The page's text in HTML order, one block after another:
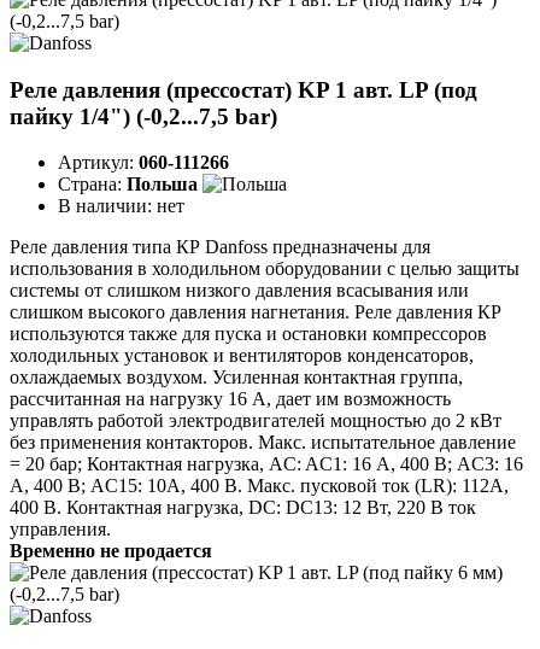
Реле давления (прессостат) KP 1 авт. LP (под
пайку 1/4") (-0,2...7,5 bar)
Артикул: 060-111266
Страна: Польша
В наличии: нет
Реле давления типа КР Danfoss предназначены для
использования в холодильном оборудовании с целью защиты
системы от слишком низкого давления всасывания или
слишком высокого давления нагнетания. Реле давления КР
используются также для пуска и остановки компрессоров
холодильных установок и вентиляторов конденсаторов,
охлаждаемых воздухом. Усиленная контактная группа,
рассчитанная на нагрузку 16 А, дает им возможность
управлять работой электродвигателей мощностью до 2 кВт
без применения контакторов. Макс. испытательное давление
= 20 бар; Контактная нагрузка, AC: AC1: 16 А, 400 В; AC3: 16
А, 400 В; AC15: 10А, 400 В. Макс. пусковой ток (LR): 112А,
400 В. Контактная нагрузка, DC: DC13: 12 Вт, 220 В ток
управления.
Временно не продается